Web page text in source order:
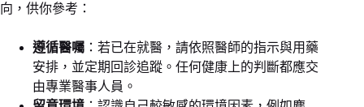
向，供你參考：
遵循醫囑 ：若已在就醫，請依照醫師的指示與用藥
安排，並定期回診追蹤。任何健康上的判斷都應交
由專業醫事人員。